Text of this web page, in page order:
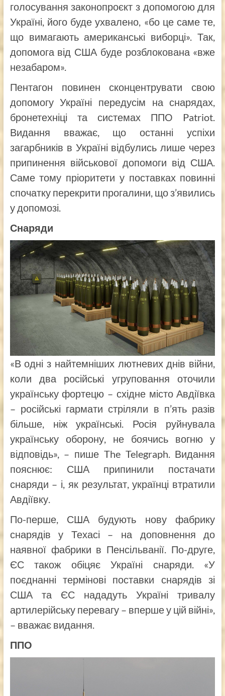
голосування законопроєкт з допомогою для
Україні, його буде ухвалено, «бо це саме те,
що вимагають американські виборці». Так,
допомога від США буде розблокована «вже
незабаром».
Пентагон повинен сконцентрувати свою
допомогу Україні передусім на снарядах,
бронетехніці та системах ППО Patriot.
Видання вважає, що останні успіхи
загарбників в Україні відбулись лише через
припинення військової допомоги від США.
Саме тому пріоритети у поставках повинні
спочатку перекрити прогалини, що з’явились
у допомозі.
Снаряди
«В одні з найтемніших лютневих днів війни,
коли два російські угруповання оточили
українську фортецю – східне місто Авдіївка
– російські гармати стріляли в п’ять разів
більше, ніж українські. Росія руйнувала
українську оборону, не боячись вогню у
відповідь», – пише The Telegraph. Видання
пояснює: США припинили постачати
снаряди – і, як результат, українці втратили
Авдіївку.
По-перше, США будують нову фабрику
снарядів у Техасі – на доповнення до
наявної фабрики в Пенсільванії. По-друге,
ЄС також обіцяє Україні снаряди. «У
поєднанні термінові поставки снарядів зі
США та ЄС нададуть Україні тривалу
артилерійську перевагу – вперше у цій війні»,
– вважає видання.
ППО